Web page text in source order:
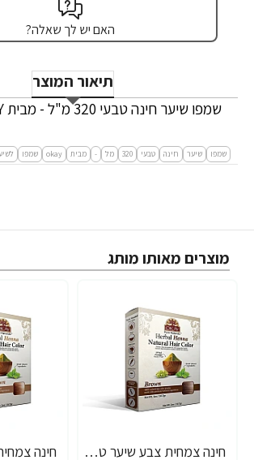
האם יש לך שאלה?
תיאור המוצר
שמפו שיער חינה טבעי 320 מ"ל - מבית OKAY
שמפו שיער חינה טבעי 320 מל - מבית okay שמפו
מוצרים מאותו מותג
חינה צמחית צבע שיער טבעי חום - מבית OKAY